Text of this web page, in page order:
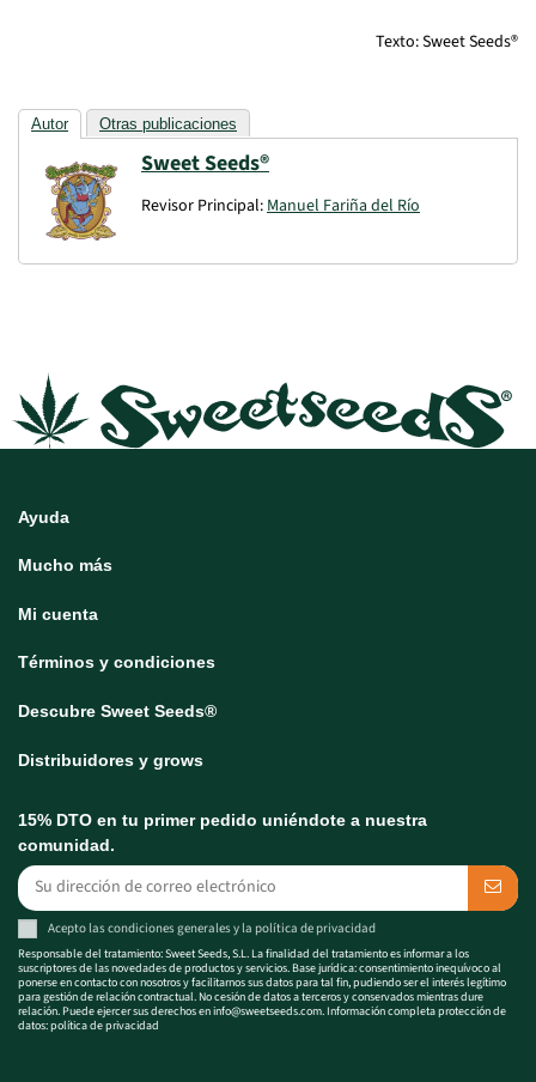
Texto: Sweet Seeds®
Autor Otras publicaciones
Sweet Seeds®
Revisor Principal: Manuel Fariña del Río
Ayuda
Mucho más
Mi cuenta
Términos y condiciones
Descubre Sweet Seeds®
Distribuidores y grows
15% DTO en tu primer pedido uniéndote a nuestra
comunidad.
Acepto lascondiciones generalesy la política de privacidad
Responsable del tratamiento: Sweet Seeds, S.L. La finalidad del tratamiento es informar a los
suscriptores de las novedades de productos y servicios. Base jurídica: consentimiento inequívoco al
ponerse en contacto con nosotros y facilitarnos sus datos para tal fin, pudiendo ser el interés legítimo
para gestión de relación contractual. No cesión de datos a terceros y conservados mientras dure
relación. Puede ejercer sus derechos eninfo@sweetseeds.com. Información completa protección de
datos:política de privacidad